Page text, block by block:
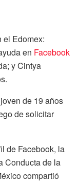
el Edomex:
en Facebook
y Cintya
de 19 años
de solicitar
de Facebook, la
Conducta de la
compartió